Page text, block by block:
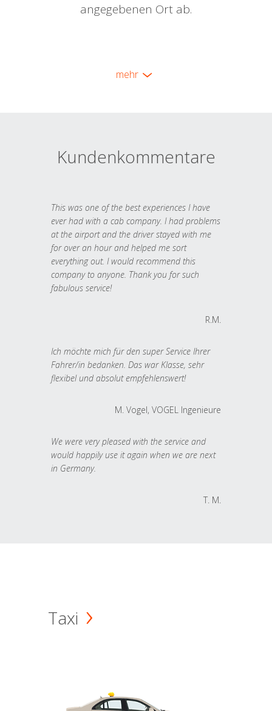
angegebenen Ort ab.
mehr
Kundenkommentare
This was one of the best experiences I have
ever had with a cab company. I had problems
at the airport and the driver stayed with me
for over an hour and helped me sort
everything out. I would recommend this
company to anyone. Thank you for such
fabulous service!
R.M.
Ich möchte mich für den super Service Ihrer
Fahrer/in bedanken. Das war Klasse, sehr
flexibel und absolut empfehlenswert!
M. Vogel, VOGEL Ingenieure
We were very pleased with the service and
would happily use it again when we are next
in Germany.
T. M.
Taxi